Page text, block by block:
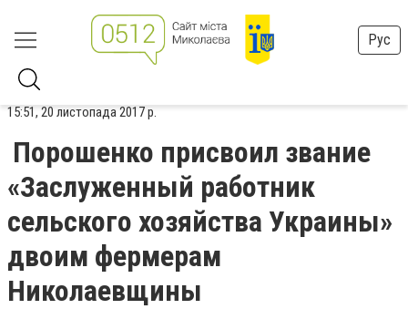
Рус
15:51, 20 листопада 2017 р.
Порошенко присвоил звание
«Заслуженный работник
сельского хозяйства Украины»
двоим фермерам
Николаевщины